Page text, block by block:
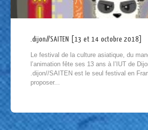
.dijon//SAITEN [13 et 14 octobre 2018]
Le festival de la culture asiatique, du
l’animation fête ses 13 ans à l’IUT de
.dijon//SAITEN est le seul festival en
proposer...